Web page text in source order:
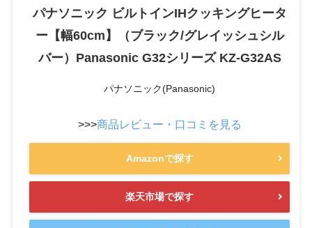
パナソニック ビルトインIHクッキングヒータ
ー【幅60cm】（ブラック/グレイッシュシル
バー）Panasonic G32シリーズ KZ-G32AS
パナソニック(Panasonic)
>>>商品レビュー・口コミを見る
Amazonで探す
楽天市場で探す